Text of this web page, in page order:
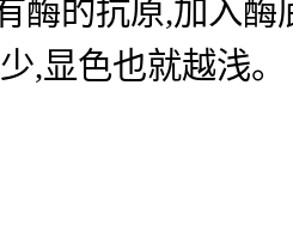
酶的抗原,加入
,显色也就越浅。